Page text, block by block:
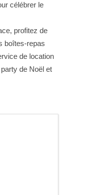
célébrer le
profitez de
boîtes-repas
de location
de Noël et